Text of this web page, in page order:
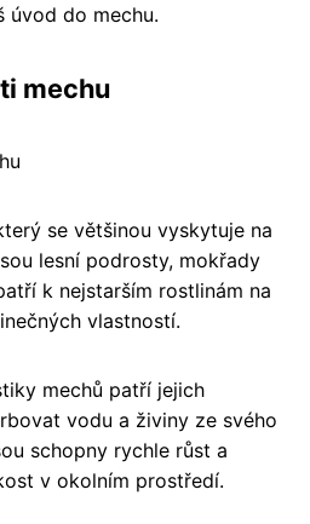
úvod do mechu.
mechu
se většinou vyskytuje na
lesní podrosty, mokřady
k nejstarším rostlinám na
vlastností.
mechů patří jejich
vodu a živiny ze svého
schopny rychle růst a
v okolním prostředí.